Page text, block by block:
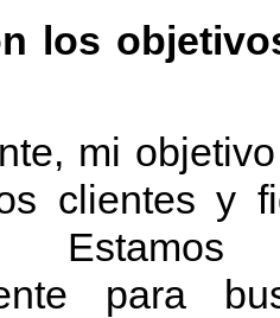
los
mi
clientes y
para